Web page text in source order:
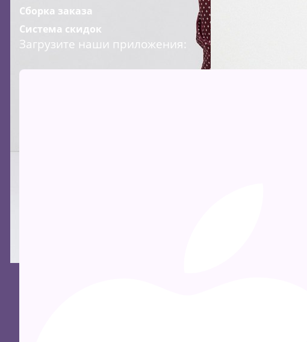
Сборка заказа
Система скидок
Загрузите наши приложения: